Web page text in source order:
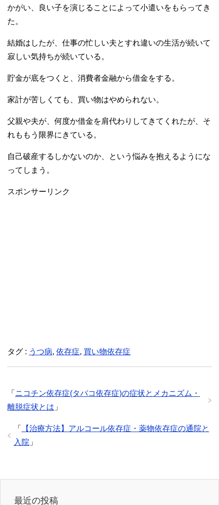
かがい、良い子を演じることによって小遣いをもらってき
た。
結婚はしたが、仕事の忙しい夫とすれ違いの生活が続いて
寂しい気持ちが続いている。
貯金が底をつくと、消費者金融から借金をする。
家計が苦しくても、買い物はやめられない。
父親や夫が、何度か借金を肩代わりしてきてくれたが、そ
れももう限界にきている。
自己破産するしかないのか、という悩みを抱えるようにな
ってしまう。
スポンサーリンク
タグ : うつ病, 依存症, 買い物依存症
「 ニコチン依存症(タバコ依存症)の症状とメカニズム・
離脱症状とは 」
「
【治療方法】アルコール依存症・薬物依存症の通院と
入院 」
最近の投稿